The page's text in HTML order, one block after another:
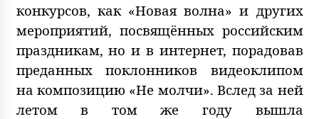
конкурсов, как «Новая волна» и других
мероприятий, посвящённых российским
праздникам, но и в интернет, порадовав
преданных поклонников видеоклипом
на композицию «Не молчи». Вслед за ней
летом в том же году вышла